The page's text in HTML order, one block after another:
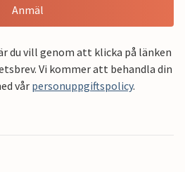
Anmäl
du vill genom att klicka på länken
Vi kommer att behandla din
vårpersonuppgiftspolicy.